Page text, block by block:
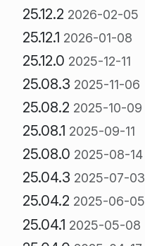
25.12.2 2026-02-05
25.12.1 2026-01-08
25.12.0 2025-12-11
25.08.3 2025-11-06
25.08.2 2025-10-09
25.08.1 2025-09-11
25.08.0 2025-08-14
25.04.3 2025-07-03
25.04.2 2025-06-05
25.04.1 2025-05-08